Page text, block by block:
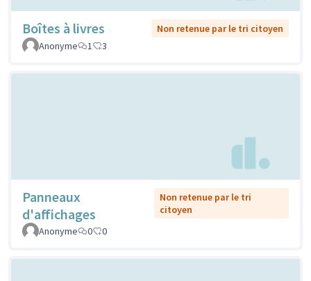
Boîtes à livres
Non retenue par le tri citoyen
Anonyme
1 3
Panneaux
d'affichages
Non retenue par le tri
citoyen
Anonyme
0 0